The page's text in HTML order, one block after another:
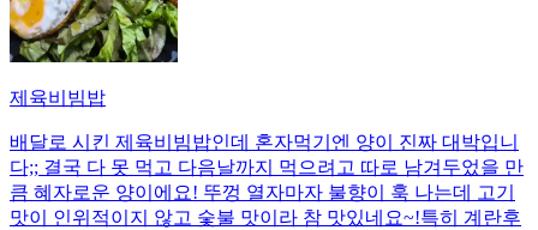
제육비빔밥
배달로 시킨 제육비빔밥인데 혼자먹기엔 양이 진짜 대박입니
다;; 결국 다 못 먹고 다음날까지 먹으려고 따로 남겨두었을 만
큼 혜자로운 양이에요! 뚜껑 열자마자 불향이 훅 나는데 고기
맛이 인위적이지 않고 숯불 맛이라 참 맛있네요~!특히 계란후